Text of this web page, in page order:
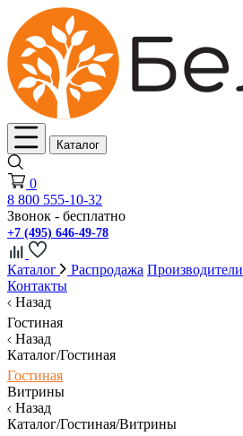
Каталог
0
8 800 555-10-32
Звонок - бесплатно
+7 (495) 646-49-78
Каталог Распродажа Производители
Контакты
Назад
Гостиная
Назад
Каталог/Гостиная
Гостиная
Витрины
Назад
Каталог/Гостиная/Витрины